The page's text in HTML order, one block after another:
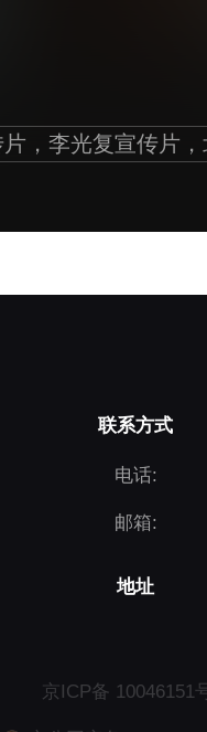
，李光复宣传片
联系方式
电话:
邮箱:
地址
京ICP备 10046151